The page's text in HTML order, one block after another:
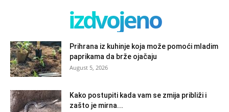
izdvojeno
Prihrana iz kuhinje koja može pomoći mladim
paprikama da brže ojačaju
August 5, 2026
Kako postupiti kada vam se zmija približi i
zašto je mirna...